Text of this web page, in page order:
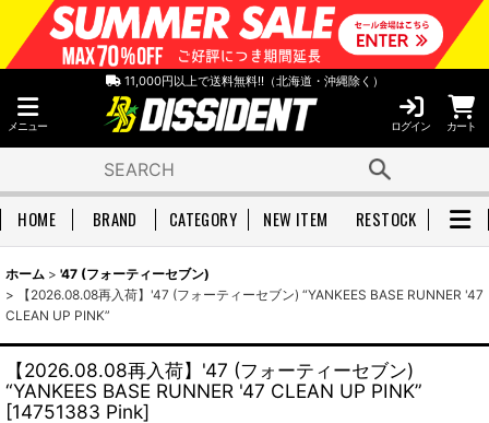
11,000円以上で送料無料!!（北海道・沖縄除く）
メニュー ログイン カート
HOME BRAND CATEGORY NEW ITEM RESTOCK
ホーム > '47 (フォーティーセブン)
>
【2026.08.08再入荷】'47 (フォーティーセブン) “YANKEES BASE RUNNER '47
CLEAN UP PINK”
【2026.08.08再入荷】'47 (フォーティーセブン)
“YANKEES BASE RUNNER '47 CLEAN UP PINK”
[14751383 Pink]